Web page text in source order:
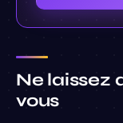
Ne laissez
vous